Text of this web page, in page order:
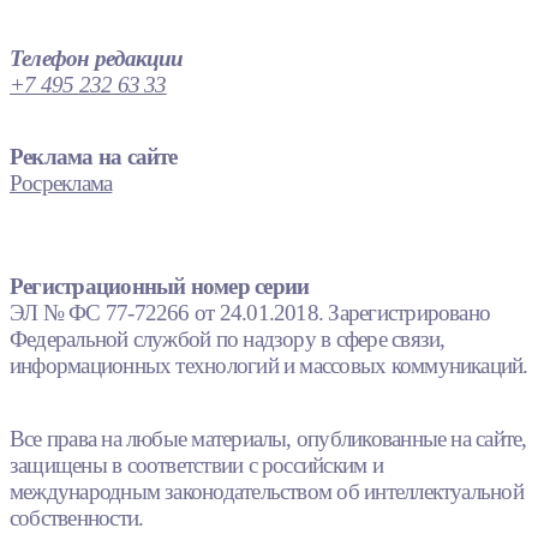
Телефон редакции
+7 495 232 63 33
Реклама на сайте
Росреклама
Регистрационный номер серии
ЭЛ № ФС 77-72266 от 24.01.2018. Зарегистрировано
Федеральной службой по надзору в сфере связи,
информационных технологий и массовых коммуникаций.
Все права на любые материалы, опубликованные на сайте,
защищены в соответствии с российским и
международным законодательством об интеллектуальной
собственности.